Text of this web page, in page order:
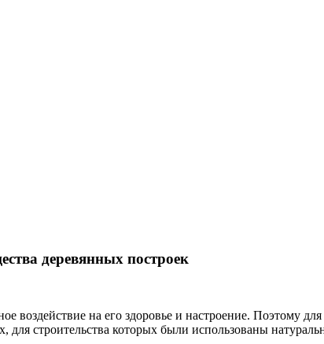
деревянных построек
воздействие на его здоровье и настроение. Поэтому
строительства которых были использованы